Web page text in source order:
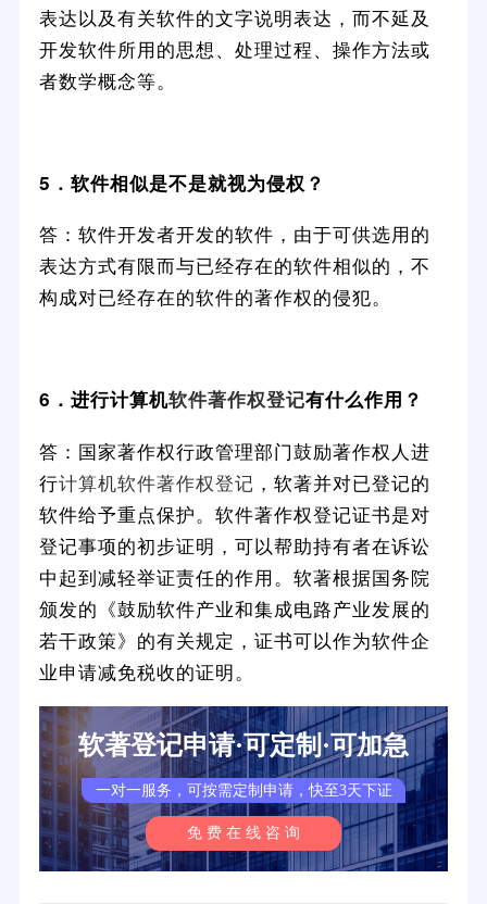
表达以及有关软件的文字说明表达，而不延及
开发软件所用的思想、处理过程、操作方法或
者数学概念等。
5．软件相似是不是就视为侵权？
答：软件开发者开发的软件，由于可供选用的
表达方式有限而与已经存在的软件相似的，不
构成对已经存在的软件的著作权的侵犯。
6．进行计算机软件著作权登记有什么作用？
答：国家著作权行政管理部门鼓励著作权人进
行计算机软件著作权登记 ，软著并对已登记的
软件给予重点保护。软件著作权登记证书是对
登记事项的初步证明，可以帮助持有者在诉讼
中起到减轻举证责任的作用。软著根据国务院
颁发的《鼓励软件产业和集成电路产业发展的
若干政策》的有关规定，证书可以作为软件企
业申请减免税收的证明。
软著登记申请·可定制·可加急
一对一服务，可按需定制申请，快至3天下证
免 费 在 线 咨 询